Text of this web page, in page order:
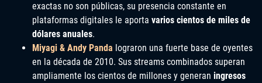
exactas no son públicas, su presencia constante en
plataformas digitales le aporta varios cientos de miles de
dólares anuales.
Miyagi & Andy Panda lograron una fuerte base de oyentes
en la década de 2010. Sus streams combinados superan
ampliamente los cientos de millones y generan ingresos